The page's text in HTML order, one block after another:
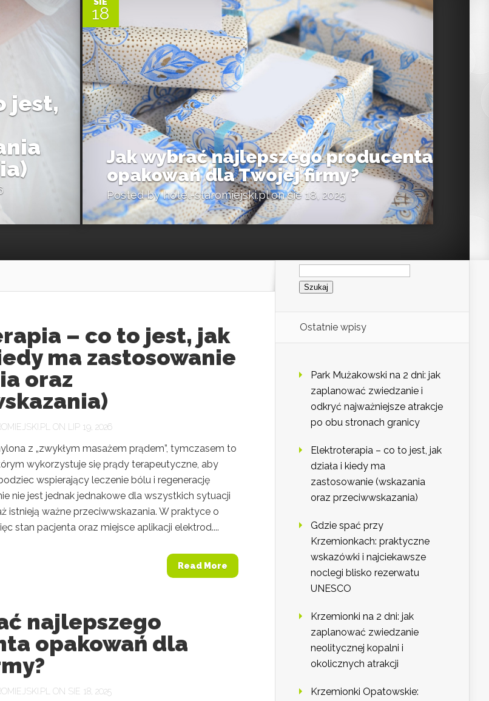
jest,
18
Jak wybrać najlepszego producenta
opakowań dla Twojej firmy?
Posted byhotel-staromiejski.plon sie 18, 2025
– co to jest, jak
ma zastosowanie
oraz
ON LIP 19, 2026
z „zwykłym masażem prądem”, tymczasem to
wykorzystuje się prądy terapeutyczne, aby
wspierający leczenie bólu i regenerację
nie jest jednak jednakowe dla wszystkich sytuacji
istnieją ważne przeciwwskazania. W praktyce o
stan pacjenta oraz miejsce aplikacji elektrod....
Read More
najlepszego
opakowań dla
ON SIE 18, 2025
Szukaj:
Ostatnie wpisy
Park Mużakowski na 2 dni: jak
zaplanować zwiedzanie i
odkryć najważniejsze atrakcje
po obu stronach granicy
Elektroterapia – co to jest, jak
działa i kiedy ma
zastosowanie (wskazania
oraz przeciwwskazania)
Gdzie spać przy
Krzemionkach: praktyczne
wskazówki i najciekawsze
noclegi blisko rezerwatu
UNESCO
Krzemionki na 2 dni: jak
zaplanować zwiedzanie
neolitycznej kopalni i
okolicznych atrakcji
Krzemionki Opatowskie: